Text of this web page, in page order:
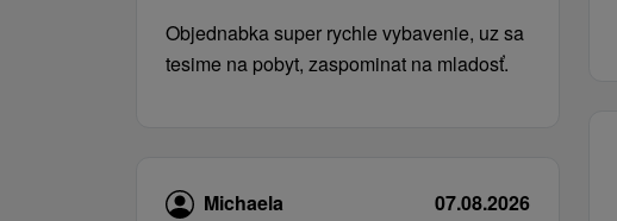
Objednabka super rychle vybavenie, uz sa
tesime na pobyt, zaspominat na mladosť.
Michaela
07.08.2026